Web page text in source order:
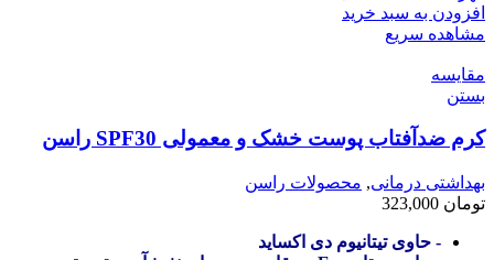
افزودن به سبد خرید
مشاهده سریع
مقایسه
بستن
کرم ضدآفتاب پوست خشک و معمولی SPF30 راسن
بهداشتی درمانی, محصولات راسن
تومان
- حاوی تیتانیوم دی اکساید